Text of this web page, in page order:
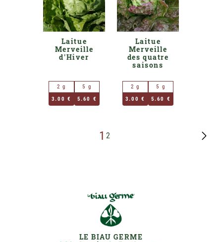
Laitue
Merveille
d'Hiver
2 g
3.00 €
5 g
5.60 €
Laitue
Merveille
des quatre
saisons
2 g
3.00 €
5 g
5.60 €
1 2
LE BIAU GERME